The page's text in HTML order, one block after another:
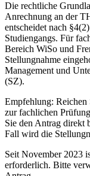
Die rechtliche
Anrechnung an der
entscheidet nach
Studiengangs. Für
Bereich WiSo und
Stellungnahme
Management und
(SZ).
Empfehlung: Reichen
zur fachlichen
Sie den Antrag direkt
Fall wird die
Seit November 2023
erforderlich. Bitte